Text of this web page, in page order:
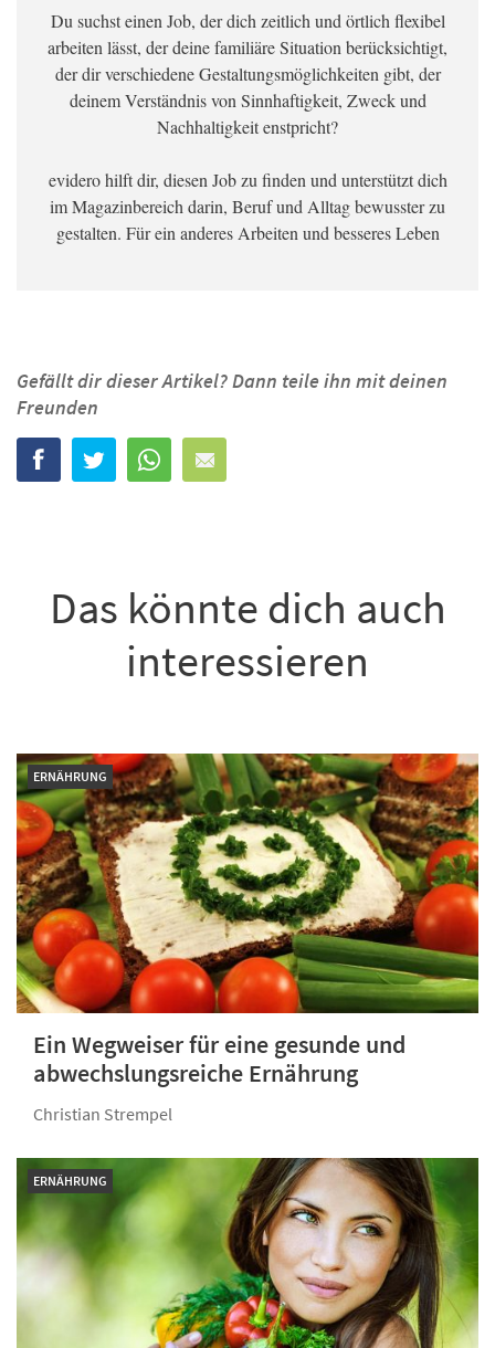
Du suchst einen Job, der dich zeitlich und örtlich flexibel
arbeiten lässt, der deine familiäre Situation berücksichtigt,
der dir verschiedene Gestaltungsmöglichkeiten gibt, der
deinem Verständnis von Sinnhaftigkeit, Zweck und
Nachhaltigkeit enstpricht?
evidero hilft dir, diesen Job zu finden und unterstützt dich
im Magazinbereich darin, Beruf und Alltag bewusster zu
gestalten. Für ein anderes Arbeiten und besseres Leben
Gefällt dir dieser Artikel? Dann teile ihn mit deinen
Freunden
Das könnte dich auch
interessieren
ERNÄHRUNG
Ein Wegweiser für eine gesunde und
abwechslungsreiche Ernährung
Christian Strempel
ERNÄHRUNG